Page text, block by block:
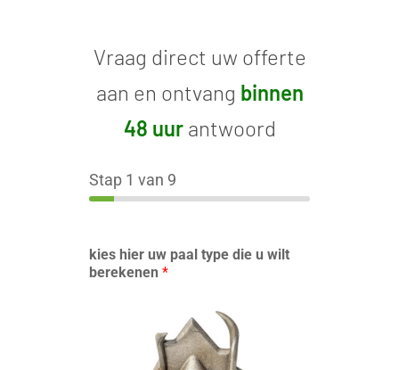
Vraag direct uw offerte
aan en ontvang binnen
48 uurantwoord
Stap 1 van 9
kies hier uw paal type die u wilt
berekenen *